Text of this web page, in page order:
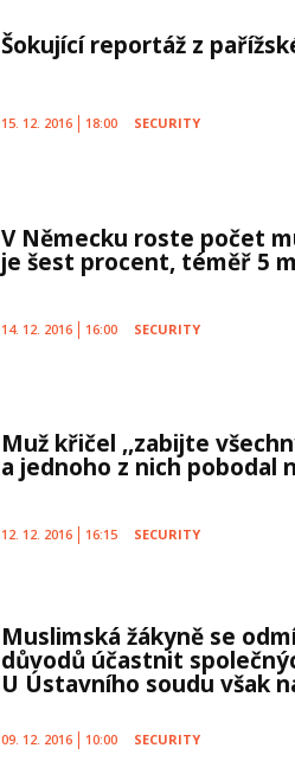
Šokující reportáž z
15. 12. 2016 18:00 SECURITY
V Německu roste počet
je šest procent, téměř 5
14. 12. 2016 16:00 SECURITY
Muž křičel ,,zabijte
a jednoho z nich pobodal
12. 12. 2016 16:15 SECURITY
Muslimská žákyně se
důvodů účastnit
U Ústavního soudu však
09. 12. 2016 10:00 SECURITY